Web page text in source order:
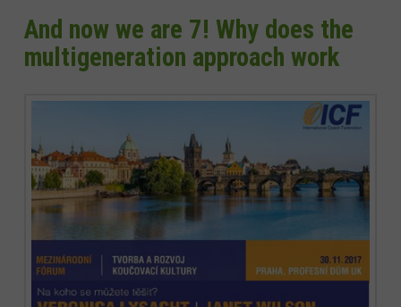
And now we are 7! Why does the
multigeneration approach work